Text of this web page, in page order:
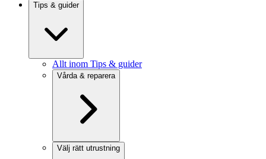
Tips & guider
Allt inom Tips & guider
Vårda & reparera
Välj rätt utrustning